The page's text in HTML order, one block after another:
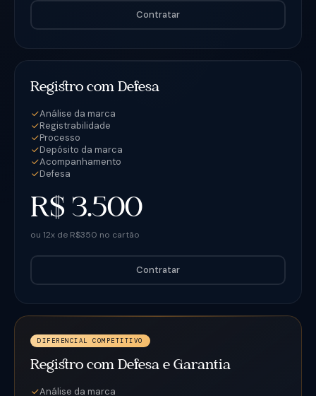
Contratar
Registro com Defesa
Análise da marca
Registrabilidade
Processo
Depósito da marca
Acompanhamento
Defesa
R$ 3.500
ou 12x de R$350 no cartão
Contratar
DIFERENCIAL COMPETITIVO
Registro com Defesa e Garantia
Análise da marca